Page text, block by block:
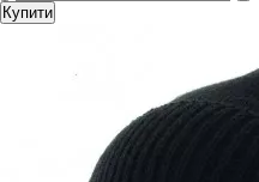
Купити